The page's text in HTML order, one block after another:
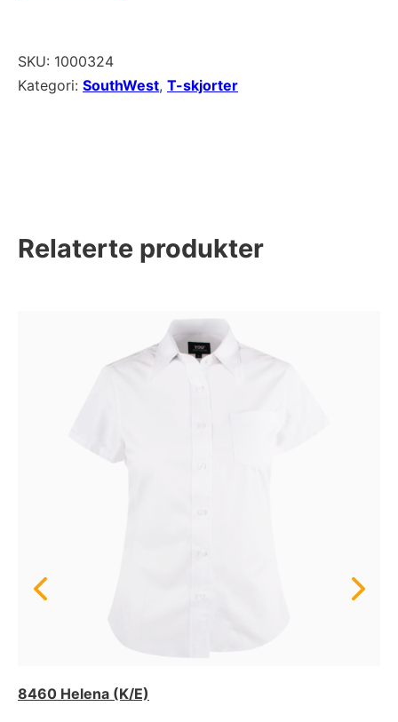
SKU: 1000324
Kategori: SouthWest, T-skjorter
Relaterte produkter
8460 Helena (K/E)